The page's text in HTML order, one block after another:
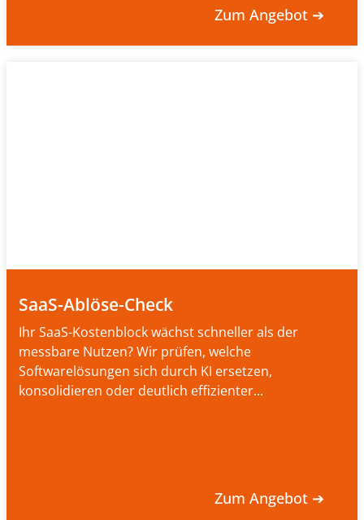
Zum Angebot ➔
SaaS-Ablöse-Check
Ihr SaaS-Kostenblock wächst schneller als der
messbare Nutzen? Wir prüfen, welche
Softwarelösungen sich durch KI ersetzen,
konsolidieren oder deutlich effizienter...
Zum Angebot ➔